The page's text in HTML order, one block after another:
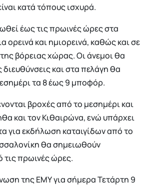
κατά τόπους ισχυρά.
έως τις πρωινές ώρες στα
ορεινά και ημιορεινά, καθώς και σε
βόρειας χώρας. Οι άνεμοι θα
και στα πελάγη θα
τα 8 έως 9 μποφόρ.
βροχές από το μεσημέρι και
και τον Κιθαιρώνα, ενώ υπάρχει
για εκδήλωση καταιγίδων από το
θα σημειωθούν
πρωινές ώρες.
της ΕΜΥ για σήμερα Τετάρτη 9